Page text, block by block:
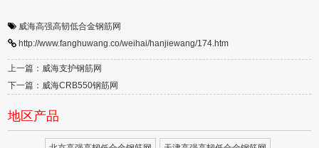
威海高强高韧低合金钢筋网
http://www.fanghuwang.co/weihai/hanjiewang/174.htm
上一篇：威海支护钢筋网
下一篇：威海CRB550钢筋网
地区产品